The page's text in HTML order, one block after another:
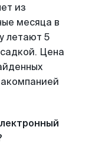
из
месяца в
летают 5
Цена